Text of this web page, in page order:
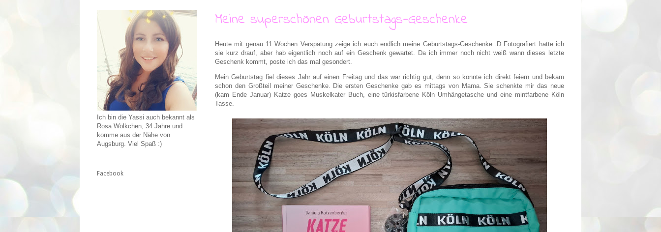
Meine superschönen Geburtstags-Geschenke
Heute mit genau 11 Wochen Verspätung zeige ich euch endlich meine Geburtstags-Geschenke :D Fotografiert hatte ich
sie kurz drauf, aber hab eigentlich noch auf ein Geschenk gewartet. Da ich immer noch nicht weiß wann dieses letzte
Geschenk kommt, poste ich das mal gesondert.
Mein Geburtstag fiel dieses Jahr auf einen Freitag und das war richtig gut, denn so konnte ich direkt feiern und bekam
schon den Großteil meiner Geschenke. Die ersten Geschenke gab es mittags von Mama. Sie schenkte mir das neue
(kam Ende Januar) Katze goes Muskelkater Buch, eine türkisfarbene Köln Umhängetasche und eine mintfarbene Köln
Tasse.
Ich bin die Yassi auch bekannt als
Rosa Wölkchen, 34 Jahre und
komme aus der Nähe von
Augsburg. Viel Spaß :)
Facebook